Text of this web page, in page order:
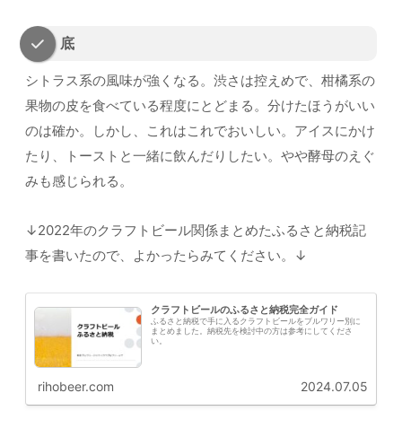
底
シトラス系の風味が強くなる。渋さは控えめで、柑橘系の
果物の皮を食べている程度にとどまる。分けたほうがいい
のは確か。しかし、これはこれでおいしい。アイスにかけ
たり、トーストと一緒に飲んだりしたい。やや酵母のえぐ
みも感じられる。
↓2022年のクラフトビール関係まとめたふるさと納税記
事を書いたので、よかったらみてください。↓
クラフトビールのふるさと納税完全ガイド
ふるさと納税で手に入るクラフトビールをブルワリー別に
まとめました。納税先を検討中の方は参考にしてくださ
い。
rihobeer.com 2024.07.05